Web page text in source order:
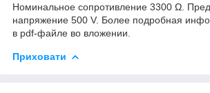
Номинальное сопротивление 3300 Ω.
напряжение 500 V. Более подробная
в pdf-файле во вложении.
Приховати